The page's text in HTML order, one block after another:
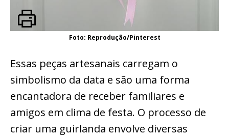
Foto: Reprodução/Pinterest
Essas peças artesanais carregam o
simbolismo da data e são uma forma
encantadora de receber familiares e
amigos em clima de festa. O processo de
criar uma guirlanda envolve diversas